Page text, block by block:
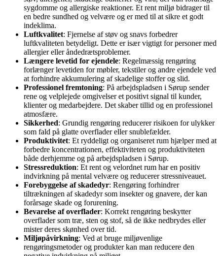
sygdomme og allergiske reaktioner. Et rent miljø bidrager til
en bedre sundhed og velvære og er med til at sikre et godt
indeklima.
Luftkvalitet: Fjernelse af støv og snavs forbedrer
luftkvaliteten betydeligt. Dette er især vigtigt for personer med
allergier eller åndedrætsproblemer.
Længere levetid for ejendele: Regelmæssig rengøring
forlænger levetiden for møbler, tekstiler og andre ejendele ved
at forhindre akkumulering af skadelige stoffer og slid.
Professionel fremtoning: På arbejdspladsen i Sørup sender
rene og velplejede omgivelser et positivt signal til kunder,
klienter og medarbejdere. Det skaber tillid og en professionel
atmosfære.
Sikkerhed: Grundig rengøring reducerer risikoen for ulykker
som fald på glatte overflader eller snublefælder.
Produktivitet: Et ryddeligt og organiseret rum hjælper med at
forbedre koncentrationen, effektiviteten og produktiviteten
både derhjemme og på arbejdspladsen i Sørup.
Stressreduktion: Et rent og velordnet rum har en positiv
indvirkning på mental velvære og reducerer stressniveauet.
Forebyggelse af skadedyr: Rengøring forhindrer
tiltrækningen af skadedyr som insekter og gnavere, der kan
forårsage skade og forurening.
Bevarelse af overflader: Korrekt rengøring beskytter
overflader som træ, sten og stof, så de ikke nedbrydes eller
mister deres skønhed over tid.
Miljøpåvirkning: Ved at bruge miljøvenlige
rengøringsmetoder og produkter kan man reducere den